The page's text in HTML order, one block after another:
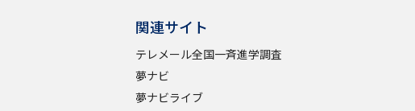
関連サイト
テレメール全国一斉進学調査
夢ナビ
夢ナビライブ